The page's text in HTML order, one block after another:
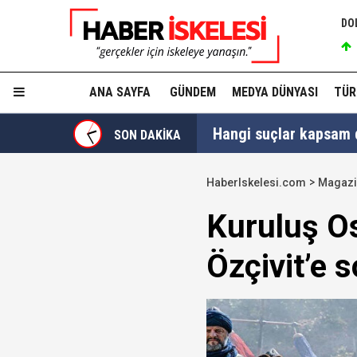
ANA SAYFA GÜNDEM MEDYA DÜNYASI
SON DAKİKA Hangi suçlar kapsam
Devlet Bahçeli'den
Trabzonspor, KAP'a
İzmir Büyükşehir
Yükseliş üst üste 3.
HaberIskelesi.com
Kuruluş
Özçivit’e